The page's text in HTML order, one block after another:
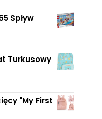
Spływ
Turkusowy
"My First